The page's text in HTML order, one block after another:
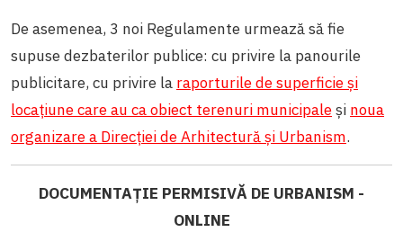
De asemenea, 3 noi Regulamente urmează să fie
supuse dezbaterilor publice: cu privire la panourile
publicitare, cu privire la raporturile de superficie și
locațiune care au ca obiect terenuri municipaleși noua
organizare a Direcției de Arhitectură și Urbanism.
DOCUMENTAȚIE PERMISIVĂ DE URBANISM -
ONLINE